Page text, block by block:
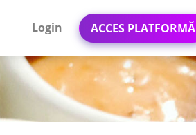
Login ACCES PLATFORMĂ